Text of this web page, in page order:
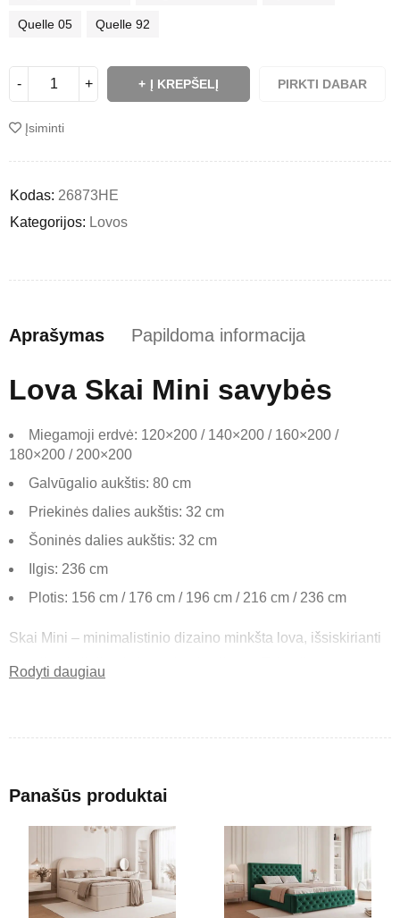
Quelle 05 Quelle 92
Į KREPŠELĮ PIRKTI DABAR
Įsiminti
Kodas: 26873HE
Kategorijos: Lovos
Aprašymas Papildoma informacija
Lova Skai Mini savybės
Miegamoji erdvė: 120×200 / 140×200 / 160×200 /
180×200 / 200×200
Galvūgalio aukštis: 80 cm
Priekinės dalies aukštis: 32 cm
Šoninės dalies aukštis: 32 cm
Ilgis: 236 cm
Plotis: 156 cm / 176 cm / 196 cm / 216 cm / 236 cm
Skai Mini – minimalistinio dizaino minkšta lova, išsiskirianti
apvaliomis linijomis ir moderniu siluetu. Tai puikus
Apvalios formos – suteikia lengvumo ir modernumo pojūtį.
Minkštas galvūgalis – patogus atsiremti kasdieniam poilsiui.
Tvirta konstrukcija – užtikrina ilgaamžiškumą.
Patalynės dėžė – praktiška vieta daiktams laikyti.
Rodyti daugiau
Panašūs produktai